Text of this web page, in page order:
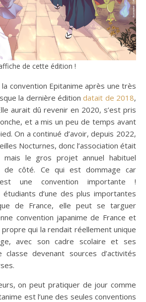
de cette édition !
convention Epitanime après une très
la dernière éditiondatait de 2018,
aurait dû revenir en 2020, s’est pris
et a mis un peu de temps avant
On a continué d’avoir, depuis 2022,
Nocturnes, donc l’association était
le gros projet annuel habituel
de côté. Ce qui est dommage car
une convention importante !
d’une des plus importantes
de France, elle peut se targuer
convention japanime de France et
qui la rendait réellement unique
avec son cadre scolaire et ses
classe devenant sources d’activités
on peut pratiquer de jour comme
est l’une des seules conventions